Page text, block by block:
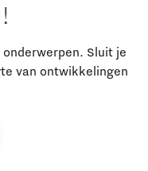
Sluit je
van ontwikkelingen